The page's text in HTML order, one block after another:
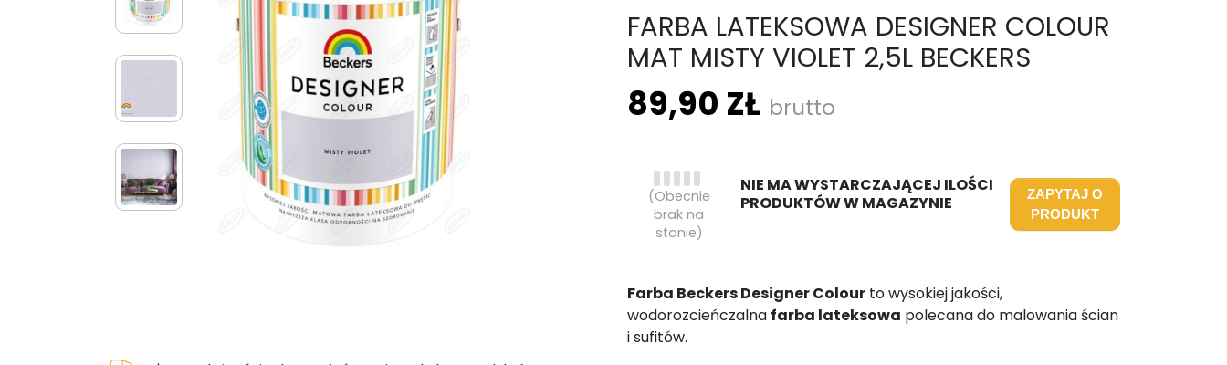
FARBA LATEKSOWA DESIGNER COLOUR
MAT MISTY VIOLET 2,5L BECKERS
89,90 ZŁ brutto
NIE MA WYSTARCZAJĄCEJ ILOŚCI
PRODUKTÓW W MAGAZYNIE
(Obecnie
brak na
stanie)
ZAPYTAJ O
PRODUKT
Farba Beckers Designer Colour to wysokiej jakości,
wodorozcieńczalna farba lateksowa polecana do malowania ścian
i sufitów.